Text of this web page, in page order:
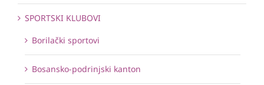
SPORTSKI KLUBOVI
Borilački sportovi
Bosansko-podrinjski kanton